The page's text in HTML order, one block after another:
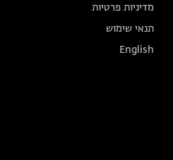
מדיניות פרטיות
תנאי שימוש
English